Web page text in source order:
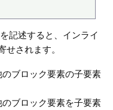
記述すると、インライ
せされます。
ブロック要素の子要素
ブロック要素を子要素